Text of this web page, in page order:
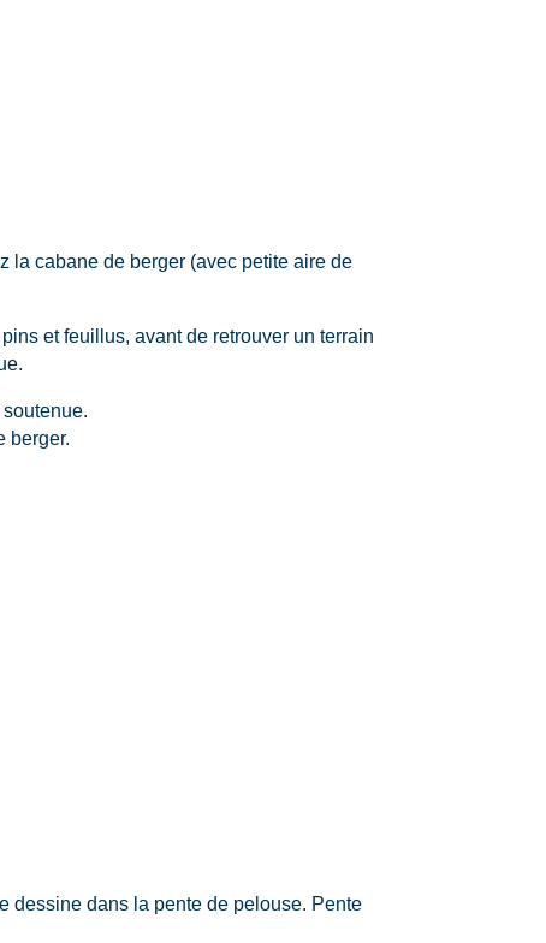
la cabane de berger (avec petite aire de
et feuillus, avant de retrouver un terrain
berger.
dessine dans la pente de pelouse. Pente